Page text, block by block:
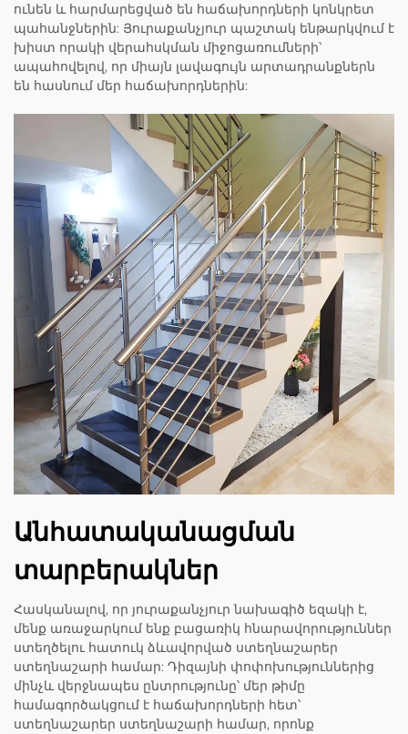
ունեն և հարմարեցված են հաճախորդների կոնկրետ
պահանջներին: Յուրաքանչյուր պաշտակ ենթարկվում է
խիստ որակի վերահսկման միջոցառումների՝
ապահովելով, որ միայն լավագույն արտադրանքներն
են հասնում մեր հաճախորդներին:
Անհատականացման
տարբերակներ
Հասկանալով, որ յուրաքանչյուր նախագիծ եզակի է,
մենք առաջարկում ենք բացառիկ հնարավորություններ
ստեղծելու հատուկ ձևավորված ստեղնաշարեր
ստեղնաշարի համար: Դիզայնի փոփոխություններից
մինչև վերջնապես ընտրությունը՝ մեր թիմը
համագործակցում է հաճախորդների հետ՝
ստեղնաշարեր ստեղնաշարի համար, որոնք